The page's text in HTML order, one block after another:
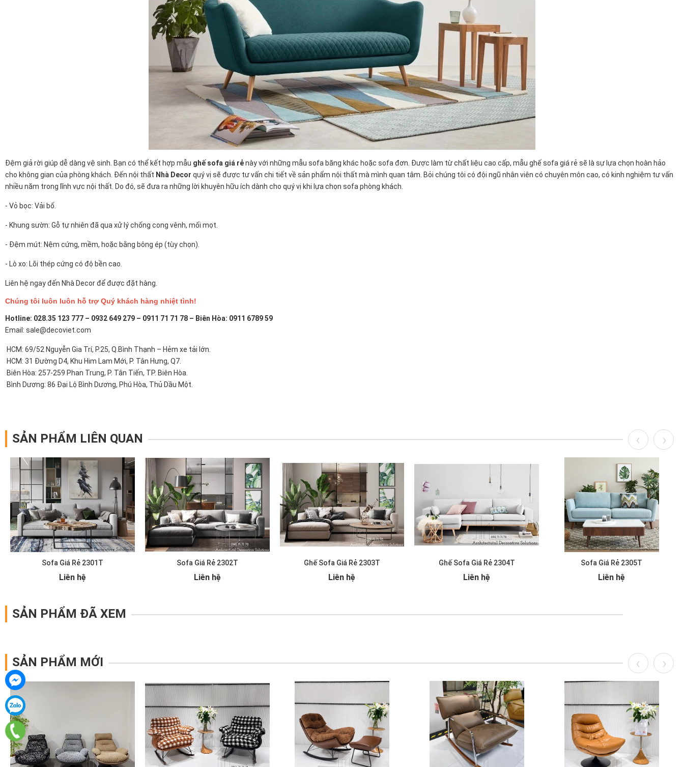
Đệm giả rời giúp dễ dàng vệ sinh. Bạn có thể kết hợp mẫu ghế sofa giá rẻnày với những mẫu sofa băng khác hoặc sofa đơn. Được làm từ chất liệu cao cấp, mẫu ghế sofa giá rẻ sẽ là sự lựa chọn hoàn hảo
cho không gian của phòng khách. Đến nội thất Nhà Decor quý vị sẽ được tư vấn chi tiết về sản phẩm nội thất mà mình quan tâm. Bỏi chúng tôi có đội ngũ nhân viên có chuyên môn cao, có kinh nghiệm tư vấn
nhiều năm trong lĩnh vực nội thất. Do đó, sẽ đưa ra những lời khuyên hữu ích dành cho quý vị khi lựa chọn sofa phòng khách.
- Vỏ bọc: Vải bố.
- Khung sườn: Gỗ tự nhiên đã qua xử lý chống cong vênh, mối mọt.
- Đệm mút: Nệm cứng, mềm, hoặc bằng bông ép (tùy chọn).
- Lò xo: Lõi thép cứng có độ bền cao.
Liên hệ ngay đến Nhà Decor để được đặt hàng.
Chúng tôi luôn luôn hỗ trợ Quý khách hàng nhiệt tình!
Hotline: 028.35 123 777 – 0932 649 279 – 0911 71 71 78 – Biên Hòa: 0911 6789 59
Email: sale@decoviet.com
HCM: 69/52 Nguyễn Gia Trí, P.25, Q.Bình Thạnh – Hẻm xe tải lớn.
HCM: 31 Đường D4, Khu Him Lam Mới, P. Tân Hưng, Q7.
Biên Hòa: 257-259 Phan Trung, P. Tân Tiến, TP. Biên Hòa.
Bình Dương: 86 Đại Lộ Bình Dương, Phú Hòa, Thủ Dầu Một.
SẢN PHẨM LIÊN QUAN
Sofa Giá Rẻ 2301T
Liên hệ
Sofa Giá Rẻ 2302T
Liên hệ
Ghế Sofa Giá Rẻ 2303T
Liên hệ
Ghế Sofa Giá Rẻ 2304T
Liên hệ
Sofa Giá Rẻ 2305T
Liên hệ
SẢN PHẨM ĐÃ XEM
SẢN PHẨM MỚI